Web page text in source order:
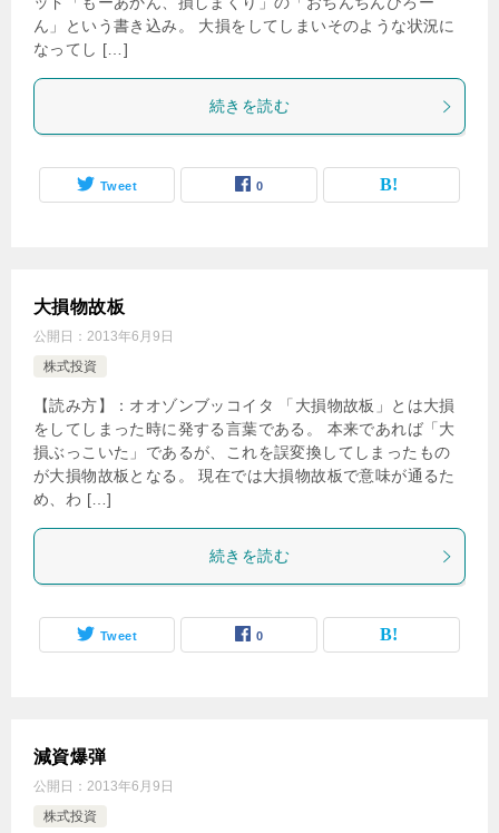
ん」という書き込み。 大損をしてしまいそのような状況に
なってし […]
続きを読む
Tweet 0
大損物故板
公開日： 2013年6月9日
株式投資
【読み方】：オオゾンブッコイタ 「大損物故板」とは大損
をしてしまった時に発する言葉である。 本来であれば「大
損ぶっこいた」であるが、これを誤変換してしまったもの
が大損物故板となる。 現在では大損物故板で意味が通るた
め、わ […]
続きを読む
Tweet 0
減資爆弾
公開日： 2013年6月9日
株式投資